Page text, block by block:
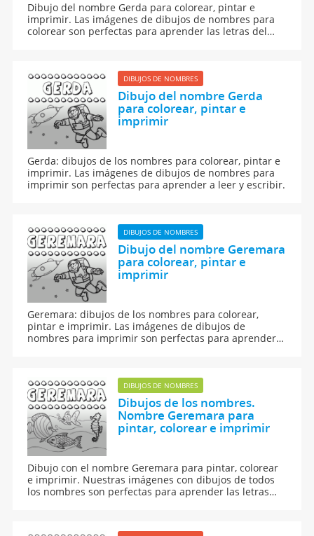
Dibujo del nombre Gerda para colorear, pintar e
imprimir. Las imágenes de dibujos de nombres para
colorear son perfectas para aprender las letras del
DIBUJOS DE NOMBRES
Dibujo del nombre Gerda
para colorear, pintar e
imprimir
Gerda: dibujos de los nombres para colorear, pintar e
imprimir. Las imágenes de dibujos de nombres para
imprimir son perfectas para aprender a leer y escribir.
DIBUJOS DE NOMBRES
Dibujo del nombre Geremara
para colorear, pintar e
imprimir
Geremara: dibujos de los nombres para colorear,
pintar e imprimir. Las imágenes de dibujos de
nombres para imprimir son perfectas para aprender a
DIBUJOS DE NOMBRES
Dibujos de los nombres.
Nombre Geremara para
pintar, colorear e imprimir
Dibujo con el nombre Geremara para pintar, colorear
e imprimir. Nuestras imágenes con dibujos de todos
los nombres son perfectas para aprender las letras